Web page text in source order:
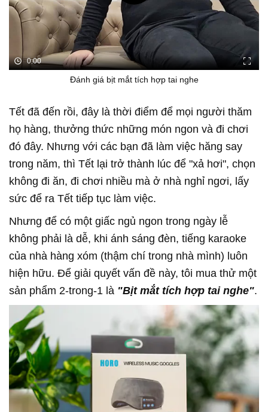
0:00
Đánh giá bịt mắt tích hợp tai nghe
Tết đã đến rồi, đây là thời điểm để mọi người thăm
họ hàng, thưởng thức những món ngon và đi chơi
đó đây. Nhưng với các bạn đã làm việc hăng say
trong năm, thì Tết lại trở thành lúc để "xả hơi", chọn
không đi ăn, đi chơi nhiều mà ở nhà nghỉ ngơi, lấy
sức để ra Tết tiếp tục làm việc.
Nhưng để có một giấc ngủ ngon trong ngày lễ
không phải là dễ, khi ánh sáng đèn, tiếng karaoke
của nhà hàng xóm (thậm chí trong nhà mình) luôn
hiện hữu. Để giải quyết vấn đề này, tôi mua thử một
sản phẩm 2-trong-1 là "Bịt mắt tích hợp tai nghe".